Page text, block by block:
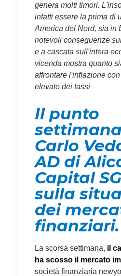
genera molti timori.
infatti essere la prima di
America del Nord, sia in
notevoli conseguenze
e a cascata sull'intera
vicenda mostra quanto
affrontare l'inflazione
elevato dei tassi
Il punto
Carlo
AD di
Capital
sulla
dei
finanziari.
La scorsa settimana, il
ha scosso il mercato
società finanziaria